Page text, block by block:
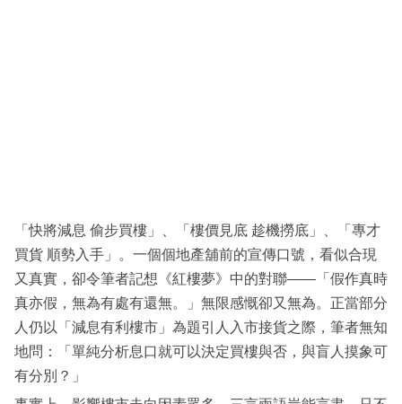
閱
區
「快將減息 偷步買樓」、「樓價見底 趁機撈底」、「專才
買貨 順勢入手」。一個個地產舖前的宣傳口號，看似合現
又真實，卻令筆者記想《紅樓夢》中的對聯——「假作真時
真亦假，無為有處有還無。」無限感慨卻又無為。正當部分
人仍以「減息有利樓市」為題引人入市接貨之際，筆者無知
地問：「單純分析息口就可以決定買樓與否，與盲人摸象可
有分別？」